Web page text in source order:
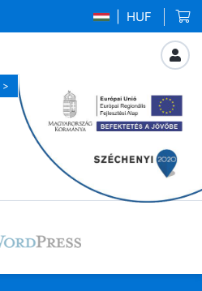
| HUF